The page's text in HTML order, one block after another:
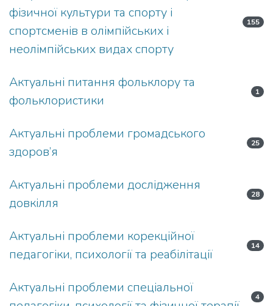
фізичної культури та спорту і
спортсменів в олімпійських і
неолімпійських видах спорту
155
Актуальні питання фольклору та
фольклористики
1
Актуальні проблеми громадського
здоров’я
25
Актуальні проблеми дослідження
довкілля
28
Актуальні проблеми корекційної
педагогіки, психології та реабілітації
14
Актуальні проблеми спеціальної
4